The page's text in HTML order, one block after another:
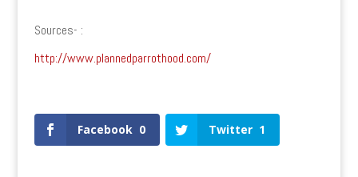
Sources- :
http://www.plannedparrothood.com/
Facebook 0 Twitter 1